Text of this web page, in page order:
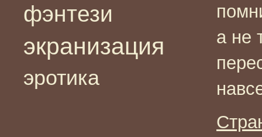
фэнтези
экранизация
эротика
а не